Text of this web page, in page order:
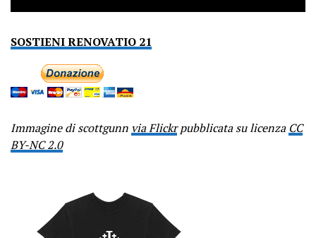
SOSTIENI RENOVATIO 21
Immagine di scottgunn via Flickrpubblicata su licenza CC
BY-NC 2.0